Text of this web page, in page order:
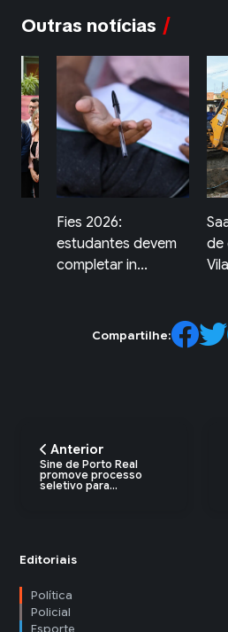
Outras notícias
Saae-BM inicia obra
de drenagem na
Vila...
in...
Compartilhe:
Anterior
Sine de Porto Real
promove processo
seletivo para...
Editoriais
Política
Policial
Esporte